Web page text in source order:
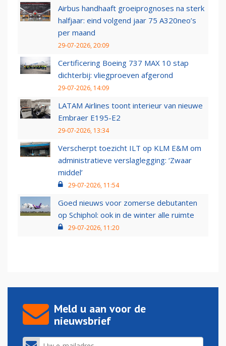
Airbus handhaaft groeiprognoses na sterk
halfjaar: eind volgend jaar 75 A320neo’s
per maand
29-07-2026, 20:09
Certificering Boeing 737 MAX 10 stap
dichterbij: vliegproeven afgerond
29-07-2026, 14:09
LATAM Airlines toont interieur van nieuwe
Embraer E195-E2
29-07-2026, 13:34
Verscherpt toezicht ILT op KLM E&M om
administratieve verslaglegging: ‘Zwaar
middel’
29-07-2026, 11:54
Goed nieuws voor zomerse debutanten
op Schiphol: ook in de winter alle ruimte
29-07-2026, 11:20
Meld u aan voor de
nieuwsbrief